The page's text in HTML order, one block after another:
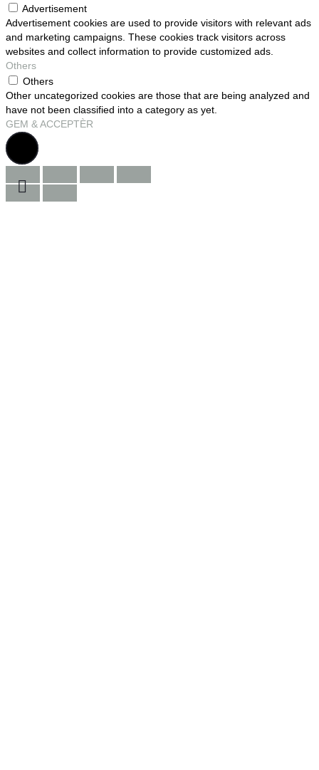
Advertisement
Advertisement cookies are used to provide visitors with relevant ads
and marketing campaigns. These cookies track visitors across
websites and collect information to provide customized ads.
Others
Others
Other uncategorized cookies are those that are being analyzed and
have not been classified into a category as yet.
GEM & ACCEPTÈR